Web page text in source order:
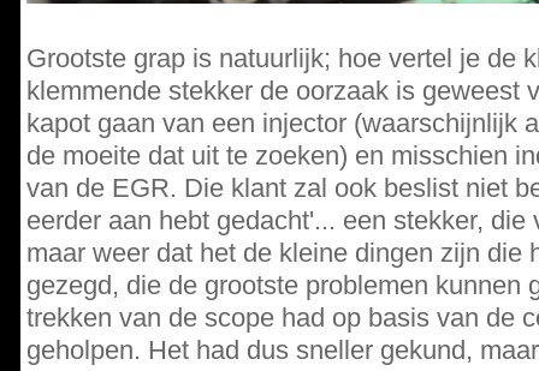
Grootste grap is natuurlijk; hoe vertel je de
klemmende stekker de oorzaak is geweest
kapot gaan van een injector (waarschijnlijk
de moeite dat uit te zoeken) en misschien
van de EGR. Die klant zal ook beslist niet
eerder aan hebt gedacht'... een stekker,
maar weer dat het de kleine dingen zijn die
gezegd, die de grootste problemen kunnen
trekken van de scope had op basis van de
geholpen. Het had dus sneller gekund,